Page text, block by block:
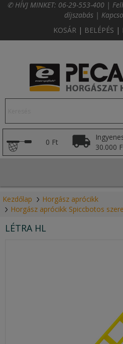
✆ HÍVJ MINKET: 06-29-553-400 |
díjszabás |
KOSÁR | BELÉPÉS |
0 Ft
30.000
Kezdőlap
Horgász aprócikk
Horgász aprócikk Spiccbotos
LÉTRA HL